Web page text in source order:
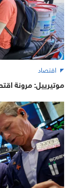
اقتصاد
موتيرييل: مرونة